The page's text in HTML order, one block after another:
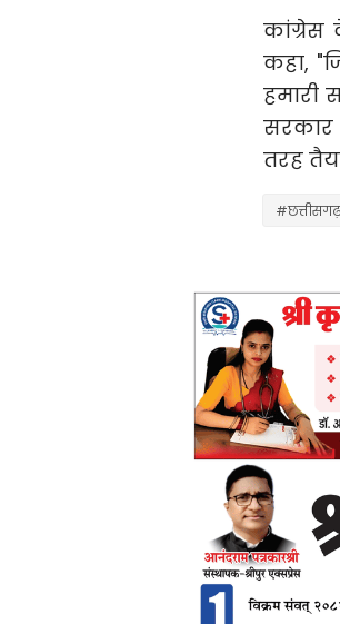
कांग्रेस
कहा,
हमारी
सरकार
तरह